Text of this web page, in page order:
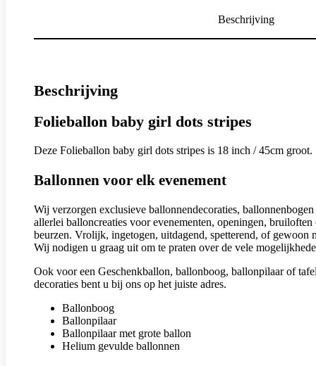
Beschrijving
Beschrijving
Folieballon baby girl dots stripes
Deze Folieballon baby girl dots stripes is 18 inch / 45cm groot.
Ballonnen voor elk evenement
Wij verzorgen exclusieve ballonnendecoraties, ballonnenbogen
allerlei balloncreaties voor evenementen, openingen, bruiloften
beurzen. Vrolijk, ingetogen, uitdagend, spetterend, of gewoon
Wij nodigen u graag uit om te praten over de vele
Ook voor een Geschenkballon, ballonboog, ballonpilaar of
decoraties bent u bij ons op het juiste adres.
Ballonboog
Ballonpilaar
Ballonpilaar met grote ballon
Helium gevulde ballonnen